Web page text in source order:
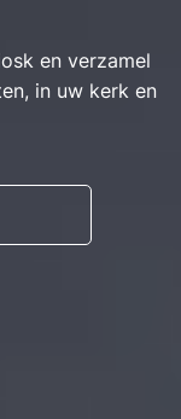
en verzamel
in uw kerk en